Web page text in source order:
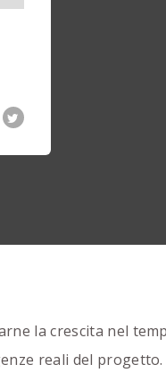
la crescita nel
reali del progetto.